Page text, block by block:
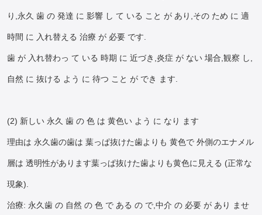
り,永久 歯 の 発達 に 影響 し て いる こと が あり,その ため に 適
時間 に 入れ替える 治療 が 必要 です.
歯 が 入れ替わっ て いる 時期 に 近づき,炎症 が ない 場合,観察 し,
自然 に 抜ける よう に 待つ こと が でき ます.
(2) 新しい 永久 歯 の 色 は 黄色い よう に なり ます
理由は 永久歯の歯は 葉っぱ抜けた歯よりも 黄色で 外側のエナメル
層は 透明性があります葉っぱ抜けた歯よりも黄色に見える (正常な
現象).
治療: 永久歯 の 自然 の 色 で ある の で,中介 の 必要 が あり ませ